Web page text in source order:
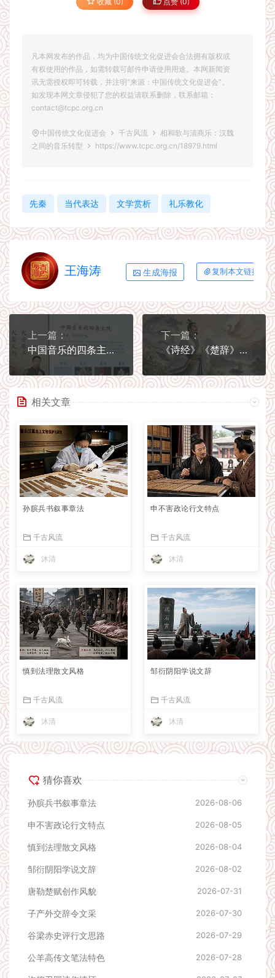
凡本网发布的作品，均为中国传统文化促进会合法拥有版权或
有权使用的作品，如需转载可邮件申请使用用途。本网新闻资
讯无需授权即可转载，并注明“来源：中国传统文化促进会”。
如发现本网文章侵犯了您的权益请联系删除，联系邮箱：
contact@tcpc.org.cn
中国传统文化促进会 千古风流
相和歌与清商乐：汉魏
之间的音乐转型
https://www.tcpc.org.cn/18979.html
先秦 当代表达 文学赏析 礼乐教化
王海涛 生成海报 复制本文链接
上一篇：
中国音乐的四条主线：宫廷、文人、民间与舞台
下一篇：
《诗经》《楚辞》：万世风骚话传承
相关文章
孙膑兵书叙事章法
千古风流
沐清
申不害政论行文特点
千古风流
沐清
慎到法理散文风格
千古风流
沐清
邹衍阴阳学说文辞
千古风流
沐清
猜你喜欢
孙膑兵书叙事章法 2026-08-06
申不害政论行文特点 2026-08-05
慎到法理散文风格 2026-08-04
邹衍阴阳学说文辞 2026-08-02
唐勒楚赋创作风貌 2026-07-31
子产外交辞令文采 2026-07-30
谷梁赤史评行文思路 2026-07-29
公羊高传文笔法特色 2026-07-28